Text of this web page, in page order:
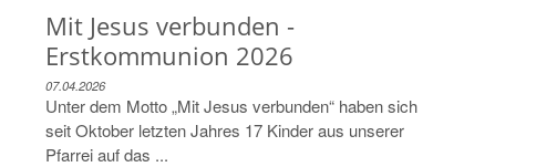
Mit Jesus verbunden -
Erstkommunion 2026
07.04.2026
Unter dem Motto „Mit Jesus verbunden“ haben sich
seit Oktober letzten Jahres 17 Kinder aus unserer
Pfarrei auf das ...